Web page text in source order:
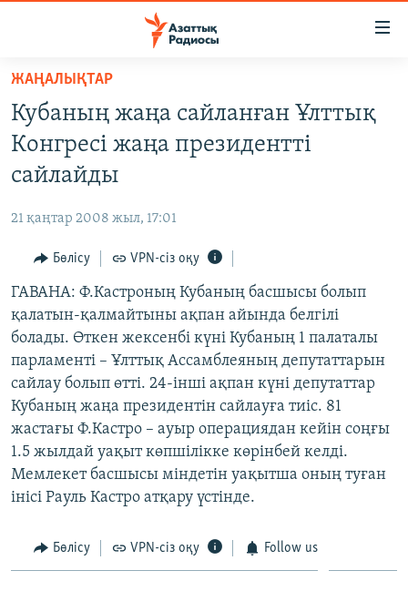
Skip
main
content
main
Navigation
Search
ЖАҢАЛЫҚТАР
САЯСАТ
AZATTYQTV
АДАМ ҚҰҚЫҚТАРЫ
ӘЛЕУМЕТ
ӘЛЕМ
АРНАЙЫ ЖОБАЛАР
Русский
ЖАЗЫЛЫҢЫЗ
Басқа тілдерде
ЖАҢАЛЫҚТАР
Кубаның жаңа сайланған Ұлттық
Конгресі жаңа президентті
сайлайды
21 қаңтар 2008 жыл, 17:01
Бөлісу VPN-сіз оқу
ГАВАНА: Ф.Кастроның Кубаның басшысы болып
қалатын-қалмайтыны ақпан айында белгілі
болады. Өткен жексенбі күні Кубаның 1 палаталы
парламенті – Ұлттық Ассамблеяның депутаттарын
сайлау болып өтті. 24-інші ақпан күні депутаттар
Кубаның жаңа президентін сайлауға тиіс. 81
жастағы Ф.Кастро – ауыр операциядан кейін соңғы
1.5 жылдай уақыт көпшілікке көрінбей келді.
Мемлекет басшысы міндетін уақытша оның туған
інісі Рауль Кастро атқару үстінде.
Бөлісу VPN-сіз оқу Follow us